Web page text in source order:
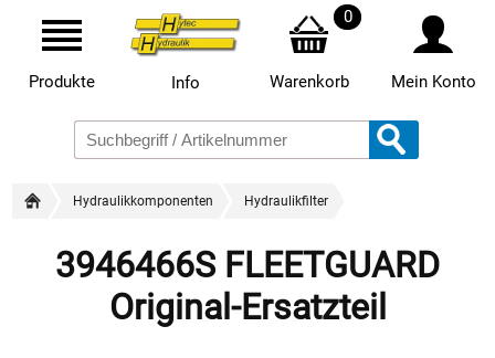
Produkte Info
0
Warenkorb Mein Konto
Hydraulikkomponenten Hydraulikfilter
3946466S FLEETGUARD
Original-Ersatzteil